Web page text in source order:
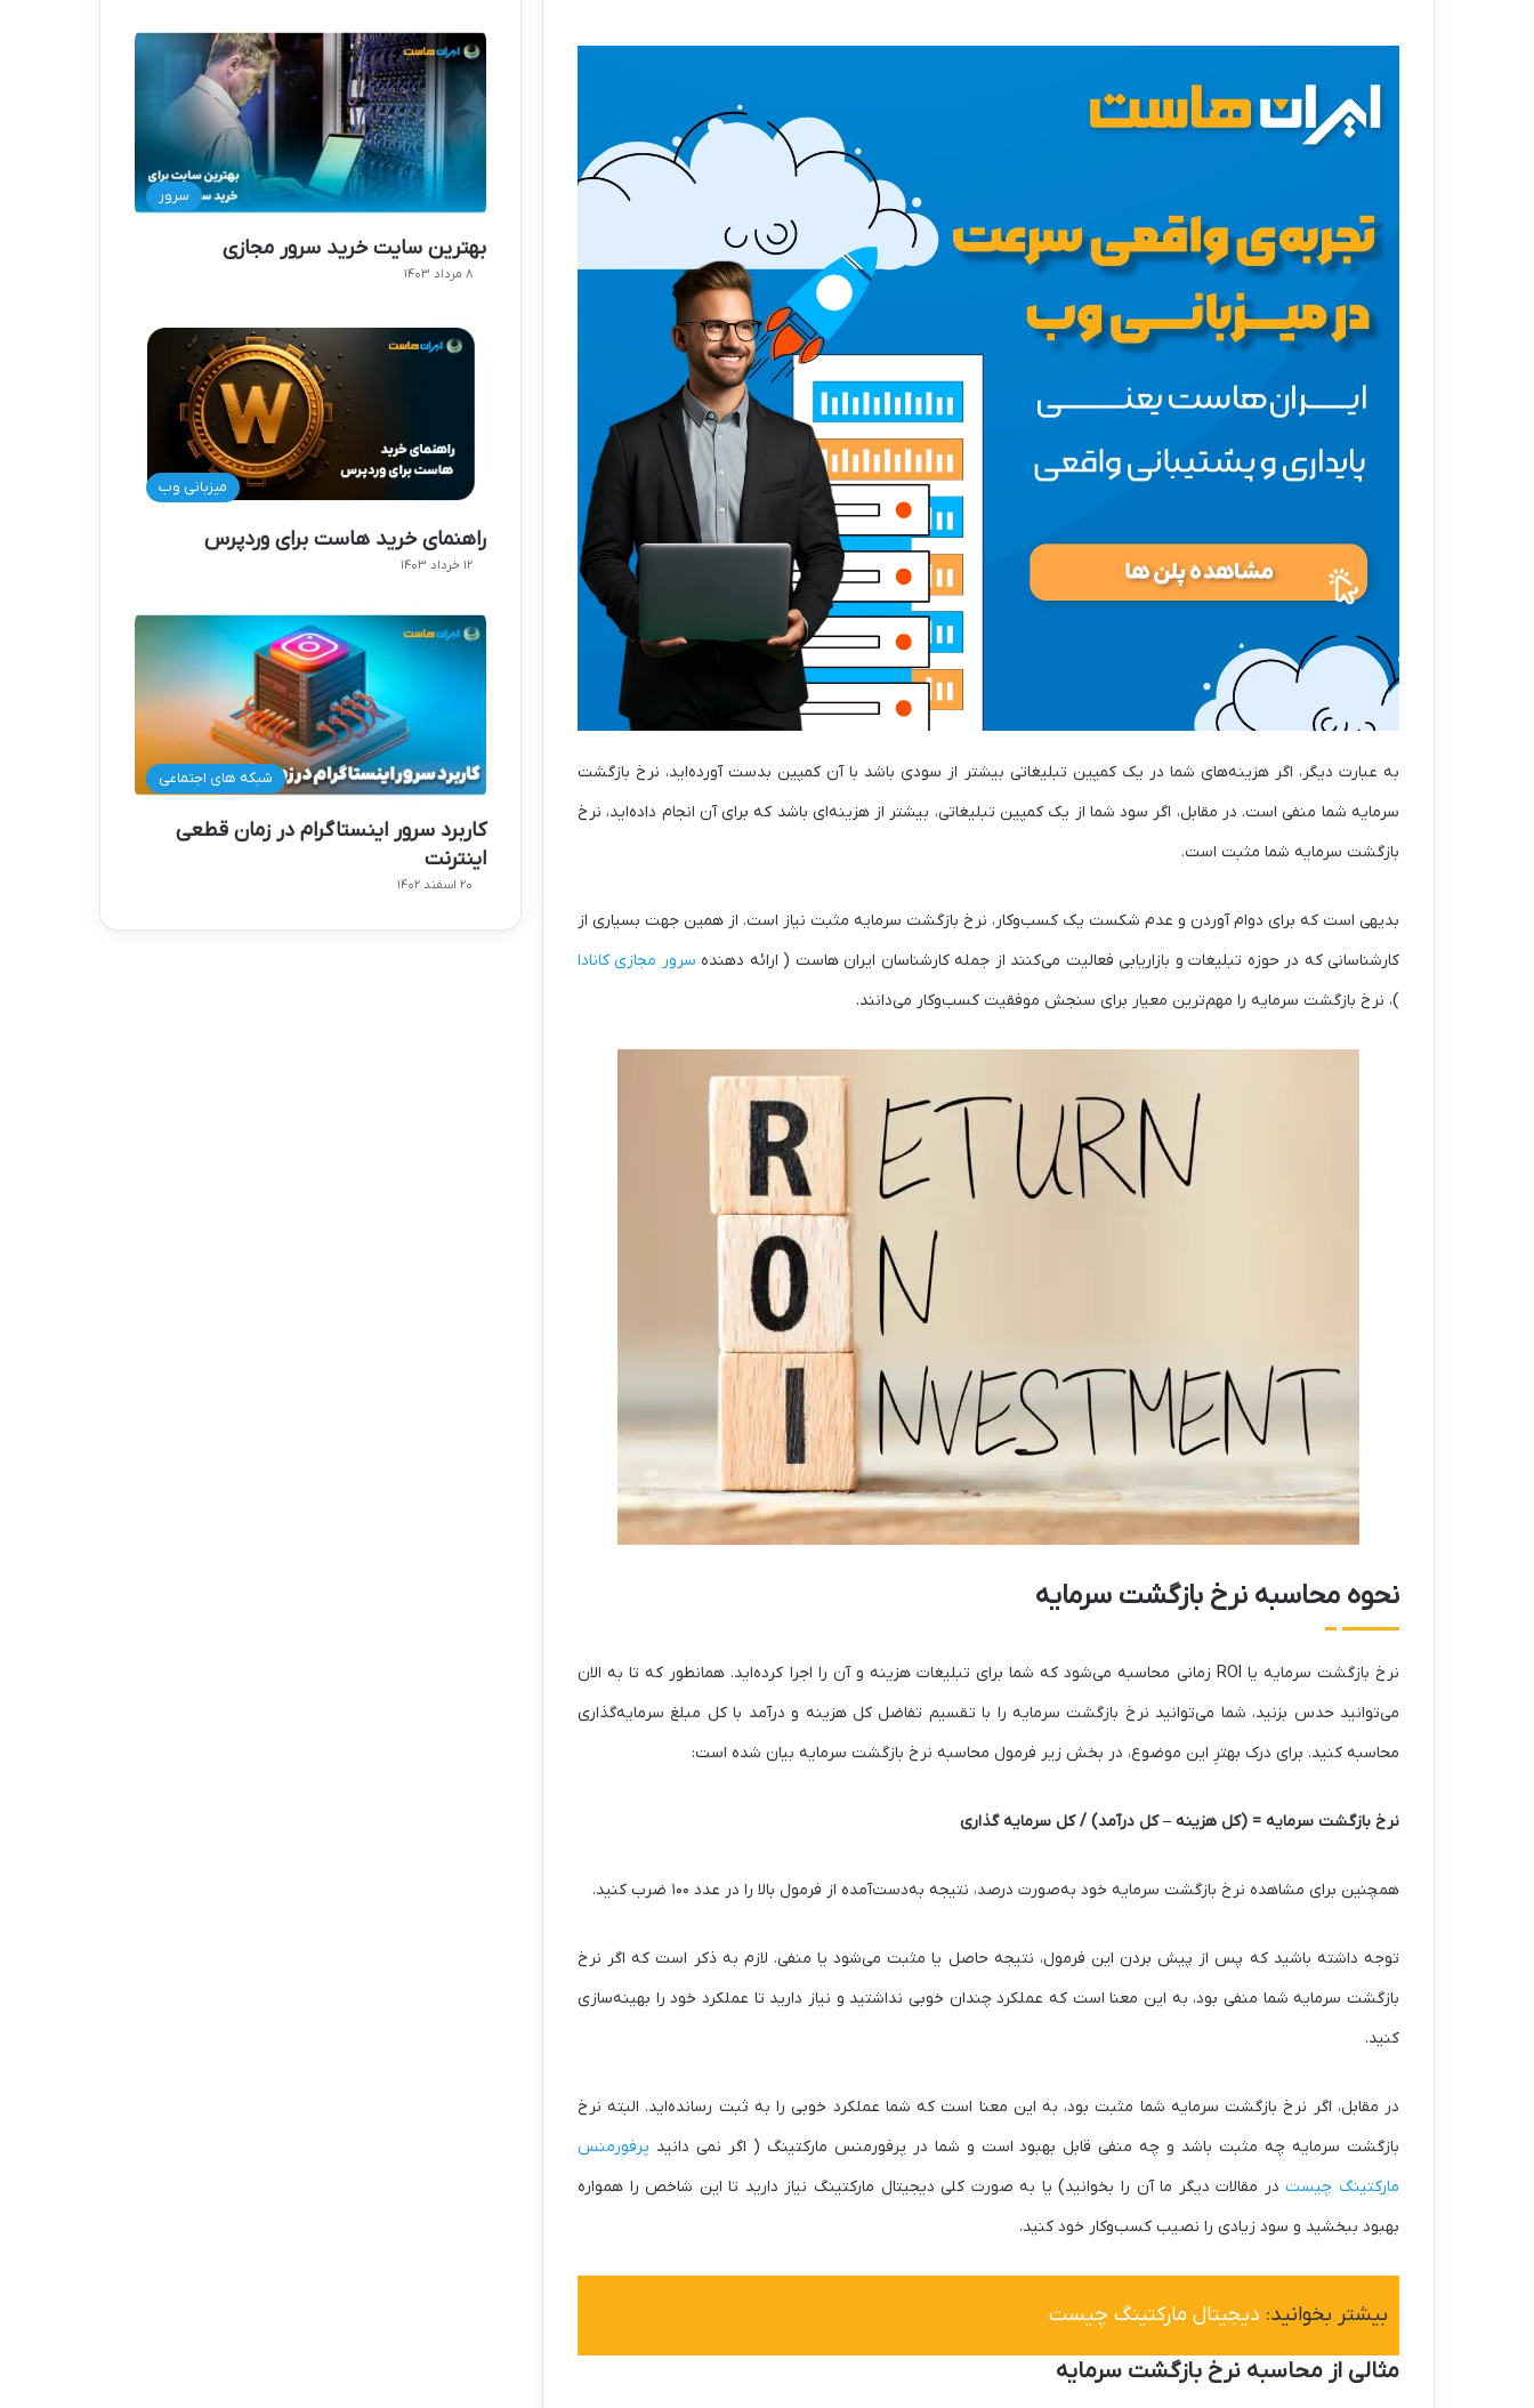
به عبارت دیگر، اگر هزینه‌های شما در یک کمپین تبلیغاتی بیشتر از سودی باشد با آن کمپین بدست آورده‌اید، نرخ بازگشت
سرمایه شما منفی است. در مقابل، اگر سود شما از یک کمپین تبلیغاتی، بیشتر از هزینه‌ای باشد که برای آن انجام داده‌اید، نرخ
بازگشت سرمایه شما مثبت است.
بدیهی است که برای دوام آوردن و عدم شکست یک کسب‌وکار، نرخ بازگشت سرمایه مثبت نیاز است. از همین جهت بسیاری از
کارشناسانی که در حوزه تبلیغات و بازاریابی فعالیت می‌کنند از جمله کارشناسان ایران هاست ( ارائه دهنده سرور مجازی کانادا
)، نرخ بازگشت سرمایه را مهم‌ترین معیار برای سنجش موفقیت کسب‌وکار می‌دانند.
نحوه محاسبه نرخ بازگشت سرمایه
نرخ بازگشت سرمایه یا ROI زمانی محاسبه می‌شود که شما برای تبلیغات هزینه و آن را اجرا کرده‌اید. همانطور که تا به الان
می‌توانید حدس بزنید، شما می‌توانید نرخ بازگشت سرمایه را با تقسیم تفاضل کل هزینه و درآمد با کل مبلغ سرمایه‌گذاری
محاسبه کنید. برای درک بهترِ این موضوع، در بخش زیر فرمول محاسبه نرخ بازگشت سرمایه بیان شده است:
نرخ بازگشت سرمایه = (کل هزینه – کل درآمد) / کل سرمایه گذاری
همچنین برای مشاهده نرخ بازگشت سرمایه خود به‌صورت درصد، نتیجه به‌دست‌آمده از فرمول بالا را در عدد ۱۰۰ ضرب کنید.
توجه داشته باشید که پس از پیش بردن این فرمول، نتیجه حاصل یا مثبت می‌شود یا منفی. لازم به ذکر است که اگر نرخ
بازگشت سرمایه شما منفی بود، به این معنا است که عملکرد چندان خوبی نداشتید و نیاز دارید تا عملکرد خود را بهینه‌سازی
کنید.
در مقابل، اگر نرخ بازگشت سرمایه شما مثبت بود، به این معنا است که شما عملکرد خوبی را به ثبت رسانده‌اید. البته نرخ
بازگشت سرمایه چه مثبت باشد و چه منفی قابل بهبود است و شما در پرفورمنس مارکتینگ ( اگر نمی دانید پرفورمنس
مارکتینگ چیستدر مقالات دیگر ما آن را بخوانید) یا به صورت کلی دیجیتال مارکتینگ نیاز دارید تا این شاخص را همواره
بهبود ببخشید و سود زیادی را نصیب کسب‌وکار خود کنید.
بیشتر بخوانید: دیجیتال مارکتینگ چیست
مثالی از محاسبه نرخ بازگشت سرمایه
سرور
بهترین سایت خرید سرور مجازی
۸ مرداد ۱۴۰۳
میزبانی وب
راهنمای خرید هاست برای وردپرس
۱۲ خرداد ۱۴۰۳
شبکه های اجتماعی
کاربرد سرور اینستاگرام در زمان قطعی
اینترنت
۲۰ اسفند ۱۴۰۲